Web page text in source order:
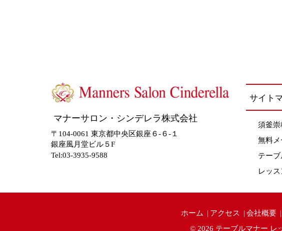
マナーサロン・シンデレラ株式会社
〒104-0061 東京都中央区銀座６-６-１
銀座風月堂ビル５F
Tel:03-3935-9588
サイト
須釜
無料メ
テー
レッ
ホーム アクセス 会社概要
© 2026 テーブルマナー レ